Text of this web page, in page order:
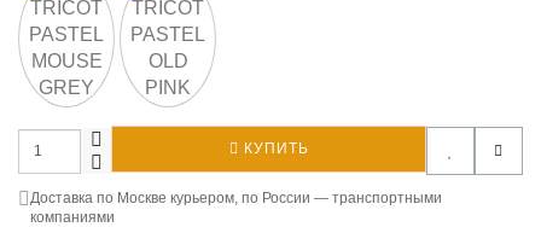
КУПИТЬ
Доставка по Москве курьером, по России — транспортными
компаниями